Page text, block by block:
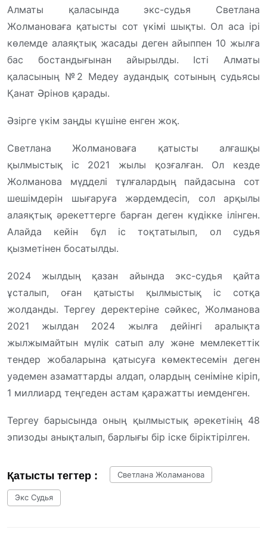
Алматы қаласында экс-судья Светлана
Жолмановаға қатысты сот үкімі шықты. Ол аса ірі
көлемде алаяқтық жасады деген айыппен 10 жылға
бас бостандығынан айырылды. Істі Алматы
қаласының №2 Медеу аудандық сотының судьясы
Қанат Әрінов қарады.
Әзірге үкім заңды күшіне енген жоқ.
Светлана Жолмановаға қатысты алғашқы
қылмыстық іс 2021 жылы қозғалған. Ол кезде
Жолманова мүдделі тұлғалардың пайдасына сот
шешімдерін шығаруға жәрдемдесіп, сол арқылы
алаяқтық әрекеттерге барған деген күдікке ілінген.
Алайда кейін бұл іс тоқтатылып, ол судья
қызметінен босатылды.
2024 жылдың қазан айында экс-судья қайта
ұсталып, оған қатысты қылмыстық іс сотқа
жолданды. Тергеу деректеріне сәйкес, Жолманова
2021 жылдан 2024 жылға дейінгі аралықта
жылжымайтын мүлік сатып алу және мемлекеттік
тендер жобаларына қатысуға көмектесемін деген
уәдемен азаматтарды алдап, олардың сеніміне кіріп,
1 миллиард теңгеден астам қаражатты иемденген.
Тергеу барысында оның қылмыстық әрекетінің 48
эпизоды анықталып, барлығы бір іске біріктірілген.
Қатысты тегтер : Светлана Жоламанова
Экс Судья